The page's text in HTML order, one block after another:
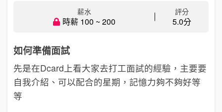
薪水
時薪 100 ~ 200
評分
5.0分
如何準備面試
先是在Dcard上看大家去打工面試的經驗，主要要
自我介紹、可以配合的星期，記憶力夠不夠好等
等